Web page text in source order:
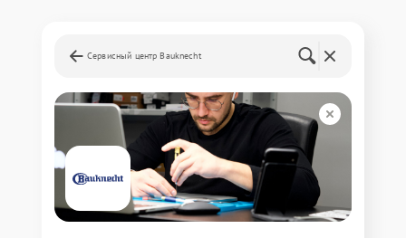
Сервисный центр Bauknecht